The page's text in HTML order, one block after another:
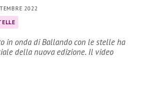
2022
in onda di Ballando con le stelle ha
della nuova edizione. Il video